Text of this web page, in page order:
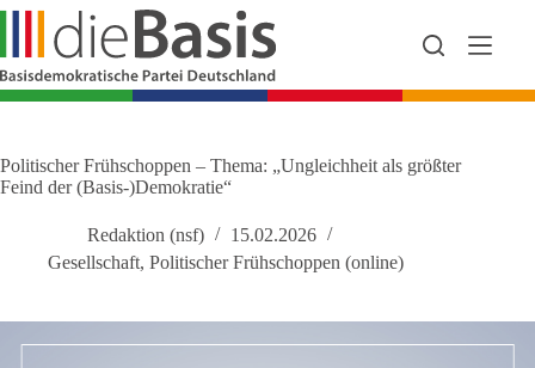
Zum
springen
Politischer Frühschoppen – Thema: „Ungleichheit als größter
Feind der (Basis-)Demokratie“
Redaktion (nsf)
15.02.2026
Gesellschaft, Politischer Frühschoppen (online)